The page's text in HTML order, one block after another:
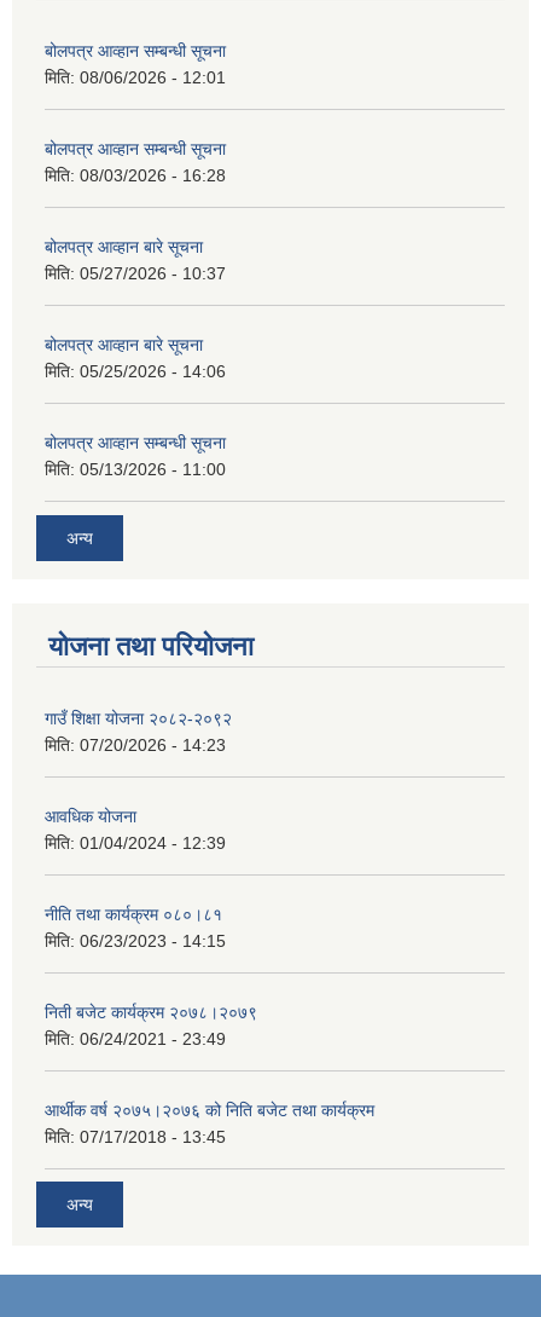
बोलपत्र आव्हान सम्बन्धी सूचना
मिति: 08/06/2026 - 12:01
बोलपत्र आव्हान सम्बन्धी सूचना
मिति: 08/03/2026 - 16:28
बोलपत्र आव्हान बारे सूचना
मिति: 05/27/2026 - 10:37
बोलपत्र आव्हान बारे सूचना
मिति: 05/25/2026 - 14:06
बोलपत्र आव्हान सम्बन्धी सूचना
मिति: 05/13/2026 - 11:00
अन्य
योजना तथा परियोजना
गाउँ शिक्षा योजना २०८२-२०९२
मिति: 07/20/2026 - 14:23
आवधिक योजना
मिति: 01/04/2024 - 12:39
नीति तथा कार्यक्रम ०८०।८१
मिति: 06/23/2023 - 14:15
निती बजेट कार्यक्रम २०७८।२०७९
मिति: 06/24/2021 - 23:49
आर्थीक वर्ष २०७५।२०७६ को निति बजेट तथा कार्यक्रम
मिति: 07/17/2018 - 13:45
अन्य